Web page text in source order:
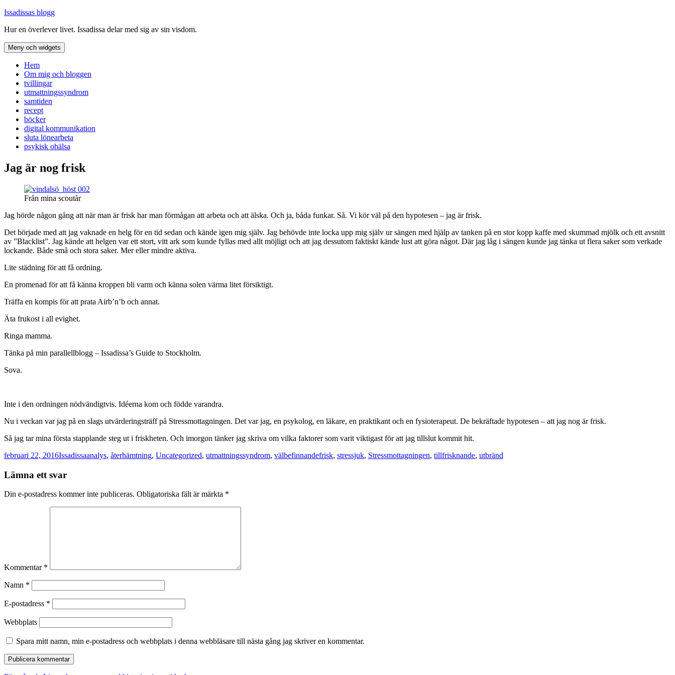
Hoppa
innehåll
Issadissas blogg
Hur en överlever livet. Issadissa delar med sig av sin visdom.
Meny och widgets
Hem
Om mig och bloggen
tvillingar
utmattningssyndrom
samtiden
recept
böcker
digital kommunikation
sluta lönearbeta
psykisk ohälsa
Jag är nog frisk
Från mina scoutår
Jag hörde någon gång att när man är frisk har man förmågan att arbeta och att älska. Och ja, båda funkar. Så. Vi kör väl på den hypotesen – jag är frisk.
Det började med att jag vaknade en helg för en tid sedan och kände igen mig själv. Jag behövde inte locka upp mig själv ur sängen med hjälp av tanken på en stor kopp kaffe med skummad mjölk och ett avsnitt
av ”Blacklist”. Jag kände att helgen var ett stort, vitt ark som kunde fyllas med allt möjligt och att jag dessutom faktiskt kände lust att göra något. Där jag låg i sängen kunde jag tänka ut flera saker som verkade
lockande. Både små och stora saker. Mer eller mindre aktiva.
Lite städning för att få ordning.
En promenad för att få känna kroppen bli varm och känna solen värma litet försiktigt.
Träffa en kompis för att prata Airb’n’b och annat.
Äta frukost i all evighet.
Ringa mamma.
Tänka på min parallellblogg – Issadissa’s Guide to Stockholm.
Sova.
Inte i den ordningen nödvändigtvis. Idéerna kom och födde varandra.
Nu i veckan var jag på en slags utvärderingsträff på Stressmottagningen. Det var jag, en psykolog, en läkare, en praktikant och en fysioterapeut. De bekräftade hypotesen – att jag nog är frisk.
Så jag tar mina första stapplande steg ut i friskheten. Och imorgon tänker jag skriva om vilka faktorer som varit viktigast för att jag tillslut kommit hit.
Postat
februari 22, 2016Författare
IssadissaKategorier
analys, återhämtning, Uncategorized, utmattningssyndrom, välbefinnandeTaggar
frisk, stressjuk, Stressmottagningen, tillfrisknande, utbränd
Lämna ett svar
Din e-postadress kommer inte publiceras. Obligatoriska fält är märkta *
Kommentar *
Namn *
E-postadress *
Webbplats
Spara mitt namn, min e-postadress och webbplats i denna webbläsare till nästa gång jag skriver en kommentar.